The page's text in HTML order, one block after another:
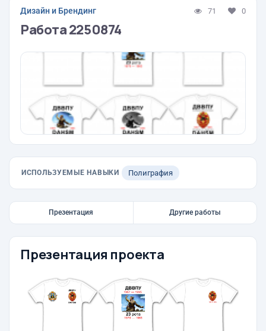
Дизайн и Брендинг 71 0
Работа 2250874
ИСПОЛЬЗУЕМЫЕ НАВЫКИ Полиграфия
Презентация Другие работы
Презентация проекта